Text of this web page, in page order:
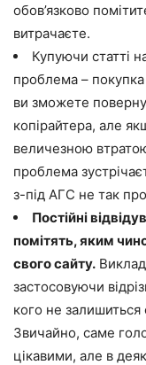
обов’язково
витрачаєте.
Купуючи статті
проблема –
ви зможете
копірайтера, але
величезною
проблема
з-під АГС не так
Постійні
помітять, яким
свого сайту.
застосовуючи
кого не залишиться
Звичайно, саме
цікавими, але в